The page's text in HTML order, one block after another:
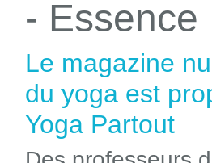
- Essence
Le magazine
du yoga est
Yoga Partout